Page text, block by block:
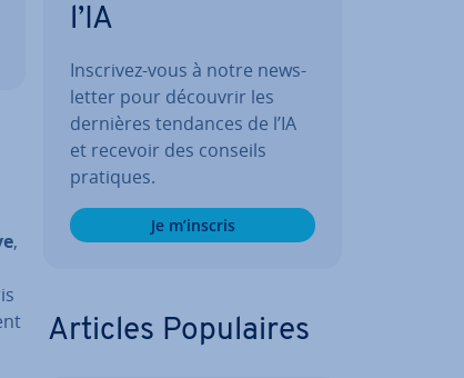
,
l’IA
Inscrivez-vous à notre news­
let­ter pour découvrir les
dernières tendances de l’IA
et recevoir des conseils
pratiques.
Je m’inscris
Articles Po­pu­laires